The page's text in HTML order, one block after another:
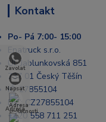
Zavolat
Napsat
Adresa
Kontakt
Po- Pá 7:00- 15:00
Enatruck s.r.o.
Ul. Jablunkovská 851
737 01 Český Těšín
IČ: 27855104
DIČ: CZ27855104
+420 558 711 251